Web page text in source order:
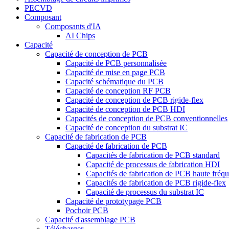
PECVD
Composant
Composants d'IA
AI Chips
Capacité
Capacité de conception de PCB
Capacité de PCB personnalisée
Capacité de mise en page PCB
Capacité schématique du PCB
Capacité de conception RF PCB
Capacité de conception de PCB rigide-flex
Capacité de conception de PCB HDI
Capacités de conception de PCB conventionnelles
Capacité de conception du substrat IC
Capacité de fabrication de PCB
Capacité de fabrication de PCB
Capacités de fabrication de PCB standard
Capacité de processus de fabrication HDI
Capacités de fabrication de PCB haute
Capacités de fabrication de PCB rigide-flex
Capacité de processus du substrat IC
Capacité de prototypage PCB
Pochoir PCB
Capacité d'assemblage PCB